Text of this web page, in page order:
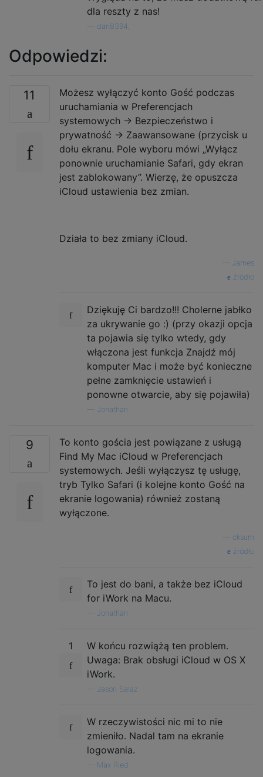
dla reszty z nas!
dan8394,
Odpowiedzi:
11
Możesz wyłączyć konto Gość podczas
uruchamiania w Preferencjach
systemowych -> Bezpieczeństwo i
prywatność -> Zaawansowane (przycisk u
dołu ekranu. Pole wyboru mówi „Wyłącz
ponownie uruchamianie Safari, gdy ekran
jest zablokowany”. Wierzę, że opuszcza
iCloud ustawienia bez zmian.
Działa to bez zmiany iCloud.
James
źródło
Dziękuję Ci bardzo!!! Cholerne jabłko
za ukrywanie go :) (przy okazji opcja
ta pojawia się tylko wtedy, gdy
włączona jest funkcja Znajdź mój
komputer Mac i może być konieczne
pełne zamknięcie ustawień i
ponowne otwarcie, aby się pojawiła)
Jonathan.
9
To konto gościa jest powiązane z usługą
Find My Mac iCloud w Preferencjach
systemowych. Jeśli wyłączysz tę usługę,
tryb Tylko Safari (i kolejne konto Gość na
ekranie logowania) również zostaną
wyłączone.
cksum
źródło
To jest do bani, a także bez iCloud
for iWork na Macu.
Jonathan.
1
W końcu rozwiążą ten problem.
Uwaga: Brak obsługi iCloud w OS X
iWork.
Jason Salaz
W rzeczywistości nic mi to nie
zmieniło. Nadal tam na ekranie
logowania.
Max Ried